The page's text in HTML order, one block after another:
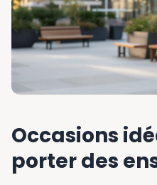
Occasions
porter des